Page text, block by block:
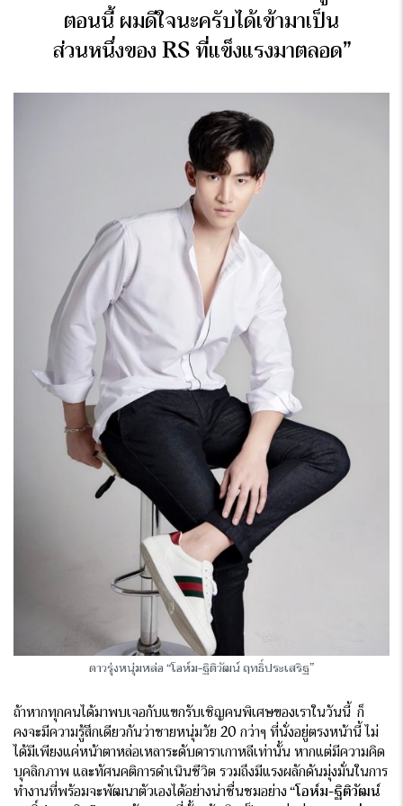
ตอนนี้ ผมดีใจนะครับได้เข้ามาเป็น
ส่วนหนึ่งของ RS ที่แข็งแรงมาตลอด”
ดาวรุ่งหนุ่มหล่อ “โอห์ม-ฐิติวัฒน์ ฤทธิ์ประเสริฐ”
ถ้าหากทุกคนได้มาพบเจอกับแขกรับเชิญคนพิเศษของเราในวันนี้ ก็
คงจะมีความรู้สึกเดียวกันว่าชายหนุ่มวัย 20 กว่าๆ ที่นั่งอยู่ตรงหน้านี้ ไม่
ได้มีเพียงแค่หน้าตาหล่อเหลาระดับดาราเกาหลีเท่านั้น หากแต่มีความคิด
บุคลิกภาพ และทัศนคติการดำเนินชีวิต รวมถึงมีแรงผลักดันมุ่งมั่นในการ
ทำงานที่พร้อมจะพัฒนาตัวเองได้อย่างน่าชื่นชมอย่าง “โอห์ม-ฐิติวัฒน์